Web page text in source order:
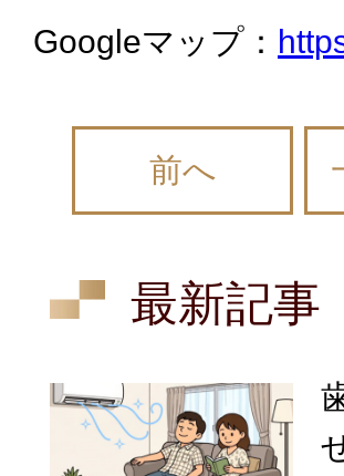
Googleマップ：
前へ
最新記事